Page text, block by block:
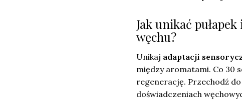
Jak unikać
węchu?
Unikaj adaptacji
między aromatami. Co 30
regenerację. Przechodź do
doświadczeniach